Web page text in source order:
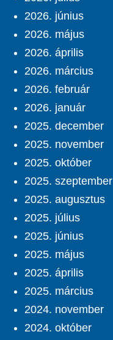
2026. június
2026. május
2026. április
2026. március
2026. február
2026. január
2025. december
2025. november
2025. október
2025. szeptember
2025. augusztus
2025. július
2025. június
2025. május
2025. április
2025. március
2024. november
2024. október